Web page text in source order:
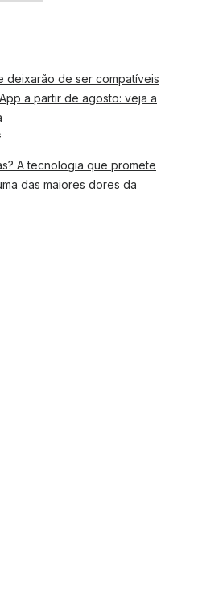
deixarão de ser compatíveis
a partir de agosto: veja a
A tecnologia que promete
das maiores dores da